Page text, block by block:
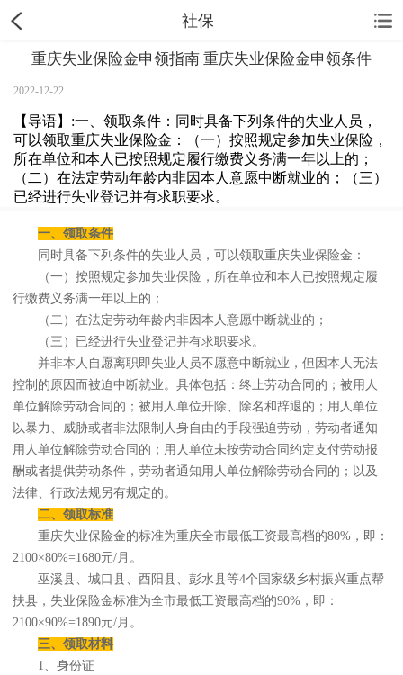
社保
重庆失业保险金申领指南 重庆失业保险金申领条件
2022-12-22
【导语】:一、领取条件：同时具备下列条件的失业人员，
可以领取重庆失业保险金：（一）按照规定参加失业保险，
所在单位和本人已按照规定履行缴费义务满一年以上的；
（二）在法定劳动年龄内非因本人意愿中断就业的；（三）
已经进行失业登记并有求职要求。
一、领取条件
同时具备下列条件的失业人员，可以领取重庆失业保险金：
（一）按照规定参加失业保险，所在单位和本人已按照规定履
行缴费义务满一年以上的；
（二）在法定劳动年龄内非因本人意愿中断就业的；
（三）已经进行失业登记并有求职要求。
并非本人自愿离职即失业人员不愿意中断就业，但因本人无法
控制的原因而被迫中断就业。具体包括：终止劳动合同的；被用人
单位解除劳动合同的；被用人单位开除、除名和辞退的；用人单位
以暴力、威胁或者非法限制人身自由的手段强迫劳动，劳动者通知
用人单位解除劳动合同的；用人单位未按劳动合同约定支付劳动报
酬或者提供劳动条件，劳动者通知用人单位解除劳动合同的；以及
法律、行政法规另有规定的。
二、领取标准
重庆失业保险金的标准为重庆全市最低工资最高档的80%，即：
2100×80%=1680元/月。
巫溪县、城口县、酉阳县、彭水县等4个国家级乡村振兴重点帮
扶县，失业保险金标准为全市最低工资最高档的90%，即：
2100×90%=1890元/月。
三、领取材料
1、身份证